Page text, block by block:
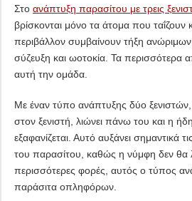
Στο ανάπτυξη παρασίτου με τρεις
βρίσκονται μόνο τα άτομα που ταΐζουν
περιβάλλον συμβαίνουν τήξη ανώριμων
σύζευξη και ωοτοκία. Τα περισσότερα
αυτή την ομάδα.
Με έναν τύπο ανάπτυξης δύο
στον ξενιστή, λιώνει πάνω του και η
εξαφανίζεται. Αυτό αυξάνει σημαντικά
του παρασίτου, καθώς η νύμφη δεν θα
περισσότερες φορές, αυτός ο τύπος
παράσιτα οπληφόρων.